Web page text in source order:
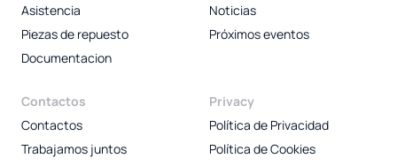
Asistencia
Piezas de repuesto
Documentacion
Noticias
Próximos eventos
Contactos
Contactos
Trabajamos juntos
Privacy
Política de Privacidad
Política de Cookies